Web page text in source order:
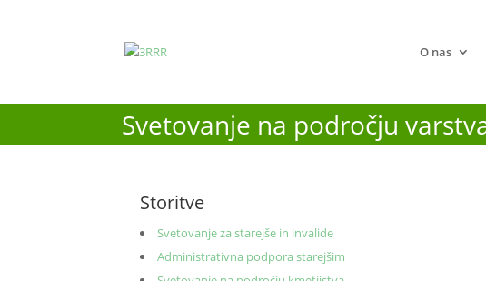
O nas
Svetovanje na področju
Storitve
Svetovanje za starejše in invalide
Administrativna podpora starejšim